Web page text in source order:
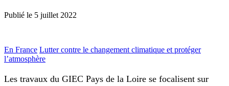
Publié le 5 juillet 2022
En France Lutter contre le changement climatique et protéger
l’atmosphère
Les travaux du GIEC Pays de la Loire se focalisent sur